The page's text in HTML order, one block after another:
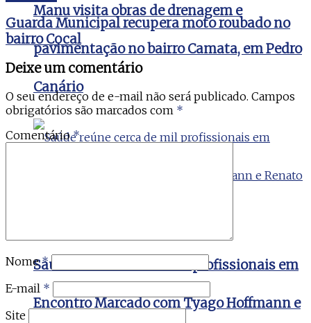
Manu visita obras de drenagem e
pavimentação no bairro Camata, em Pedro
Canário
Saúde reúne cerca de mil profissionais em
Encontro Marcado com Tyago Hoffmann e
Guarda Municipal recupera moto roubado no
bairro Cocal
Deixe um comentário
O seu endereço de e-mail não será publicado. Campos
obrigatórios são marcados com *
Comentário*
Nome*
E-mail *
Site